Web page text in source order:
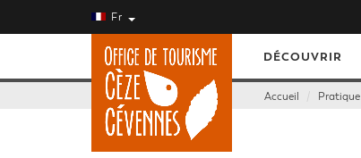
Fr
DÉCOUVRIR
Accueil Pratique